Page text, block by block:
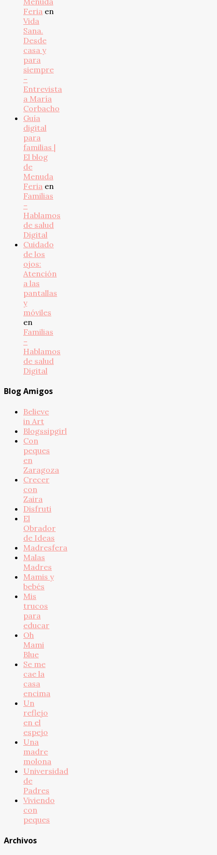
Feria en
Vida
Sana.
Desde
casa y
para
siempre
–
Entrevista
a María
Corbacho
Guía
digital
para
familias |
El blog
de
Menuda
Feria en
Familias
–
Hablamos
de salud
Digital
Cuidado
de los
ojos:
Atención
a las
pantallas
y
móviles
en
Familias
–
Hablamos
de salud
Digital
Blog Amigos
Believe
in Art
Blogssipgirl
Con
peques
en
Zaragoza
Crecer
con
Zaira
Disfruti
El
Obrador
de Ideas
Madresfera
Malas
Madres
Mamis y
bebés
Mis
trucos
para
educar
Oh
Mami
Blue
Se me
cae la
casa
encima
Un
reflejo
en el
espejo
Una
madre
molona
Universidad
de
Padres
Viviendo
con
peques
Archivos